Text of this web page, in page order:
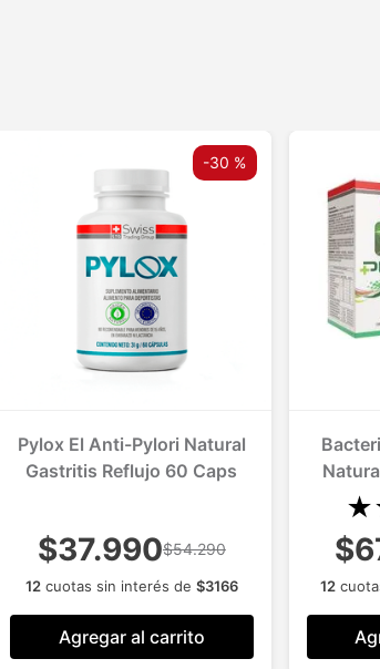
-30 %
Pylox El Anti-Pylori Natural
Gastritis Reflujo 60 Caps
$37.990$54.290
12cuotas sin interés de $3166
Agregar al carrito
★
12